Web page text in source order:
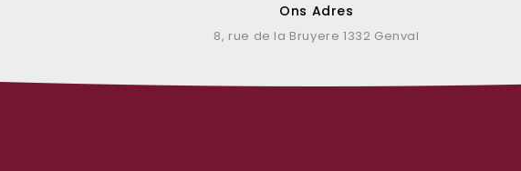
Ons Adres
8, rue de la Bruyere 1332 Genval